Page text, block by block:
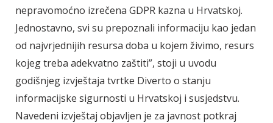
nepravomoćno izrečena GDPR kazna u Hrvatskoj.
Jednostavno, svi su prepoznali informaciju kao jedan
od najvrjednijih resursa doba u kojem živimo, resurs
kojeg treba adekvatno zaštiti”, stoji u uvodu
godišnjeg izvještaja tvrtke Diverto o stanju
informacijske sigurnosti u Hrvatskoj i susjedstvu.
Navedeni izvještaj objavljen je za javnost potkraj